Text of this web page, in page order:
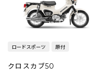
ロードスポーツ 原付
クロスカブ50